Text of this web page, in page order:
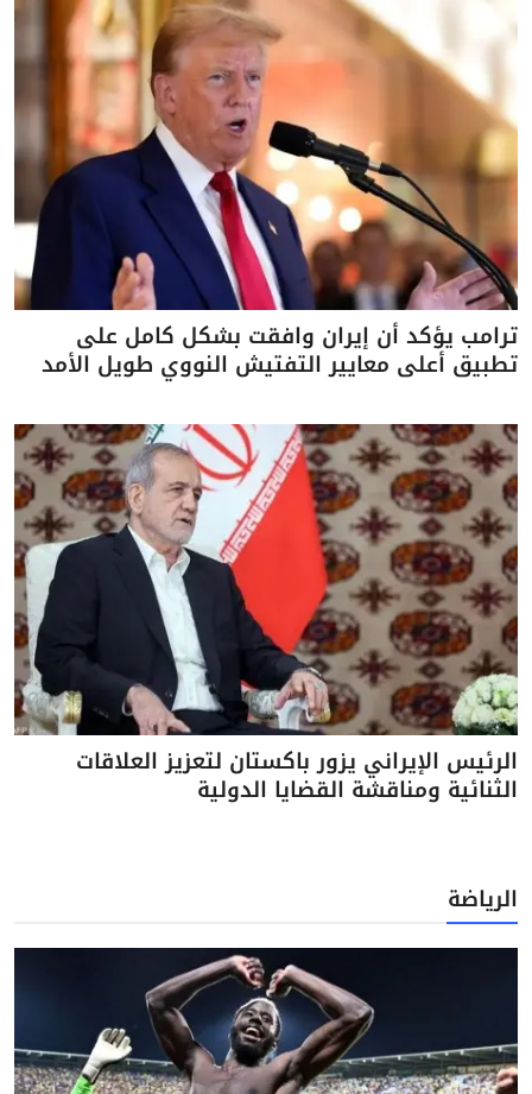
ترامب يؤكد أن إيران وافقت بشكل كامل على
تطبيق أعلى معايير التفتيش النووي طويل الأمد
الرئيس الإيراني يزور باكستان لتعزيز العلاقات
الثنائية ومناقشة القضايا الدولية
الرياضة